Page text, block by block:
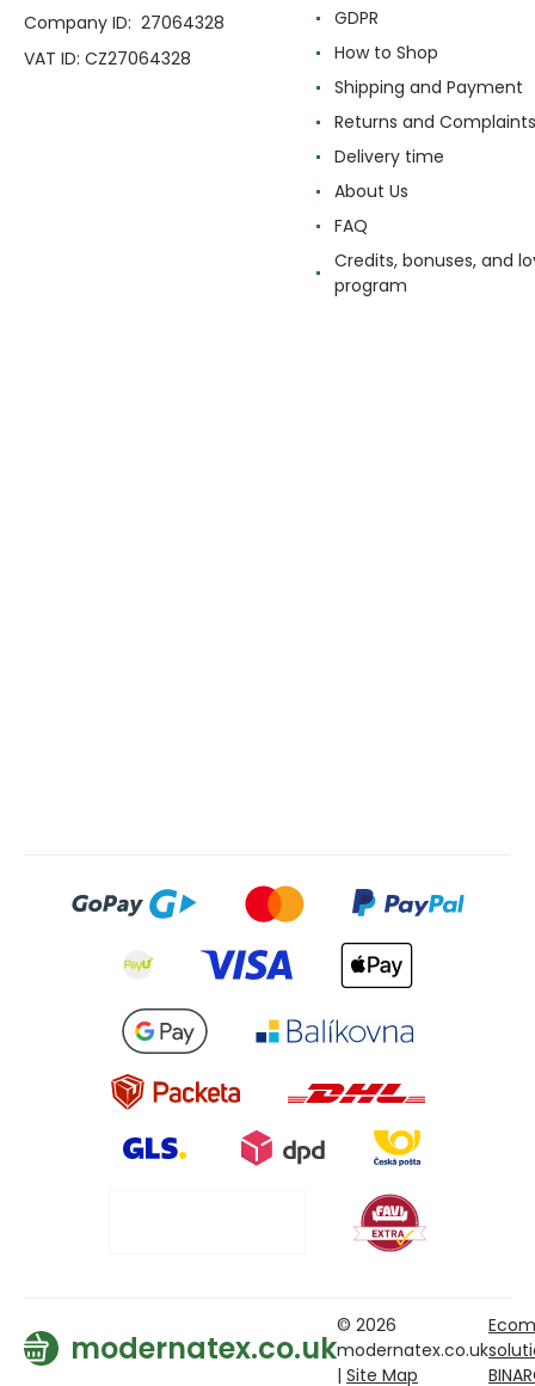
Company ID: 27064328
VAT ID: CZ27064328
GDPR
How to Shop
Shipping and Payment
Returns and Complaints
Delivery time
About Us
FAQ
Credits, bonuses, and
program
modernatex.co.uk
© 2026
modernatex.co.uk
| Site Map